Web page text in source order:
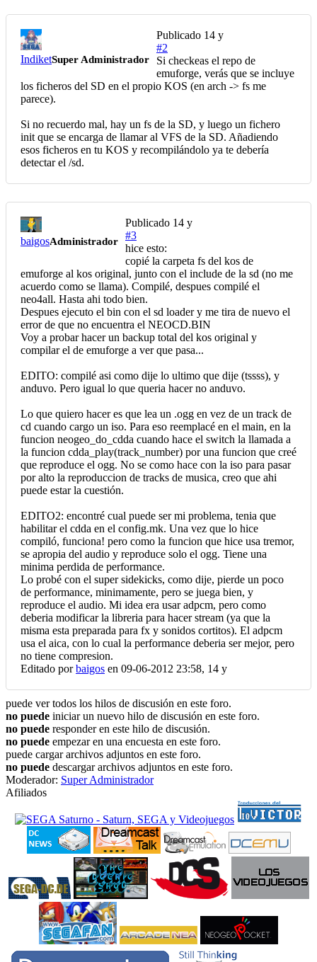
IndiketSuper Administrador
Publicado 14 y
#2
Si checkeas el repo de
emuforge, verás que se incluye
los ficheros del SD en el propio KOS (en arch -> fs me
parece).
Si no recuerdo mal, hay un fs de la SD, y luego un fichero
init que se encarga de llamar al VFS de la SD. Añadiendo
esos ficheros en tu KOS y recompilándolo ya te debería
detectar el /sd.
baigosAdministrador
Publicado 14 y
#3
hice esto:
copié la carpeta fs del kos de
emuforge al kos original, junto con el include de la sd (no me
acuerdo como se llama). Compilé, despues compilé el
neo4all. Hasta ahi todo bien.
Despues ejecuto el bin con el sd loader y me tira de nuevo el
error de que no encuentra el NEOCD.BIN
Voy a probar hacer un backup total del kos original y
compilar el de emuforge a ver que pasa...
EDITO: compilé asi como dije lo ultimo que dije (tssss), y
anduvo. Pero igual lo que queria hacer no anduvo.
Lo que quiero hacer es que lea un .ogg en vez de un track de
cd cuando cargo un iso. Para eso reemplacé en el main, en la
funcion neogeo_do_cdda cuando hace el switch la llamada a
la funcion cdda_play(track_number) por una funcion que creé
que reproduce el ogg. No se como hace con la iso para pasar
por alto la reproduccion de tracks de musica, creo que ahi
puede estar la cuestión.
EDITO2: encontré cual puede ser mi problema, tenia que
habilitar el cdda en el config.mk. Una vez que lo hice
compiló, funciona! pero como la funcion que hice usa tremor,
se apropia del audio y reproduce solo el ogg. Tiene una
minima perdida de performance.
Lo probé con el super sidekicks, como dije, pierde un poco
de performance, minimamente, pero se juega bien, y
reproduce el audio. Mi idea era usar adpcm, pero como
deberia modificar la libreria para hacer stream (ya que la
misma esta preparada para fx y sonidos cortitos). El adpcm
usa el aica, con lo cual la performance deberia ser mejor, pero
no tiene compresion.
Editado porbaigos en 09-06-2012 23:58, 14 y
puede ver todos los hilos de discusión en este foro.
no puede iniciar un nuevo hilo de discusión en este foro.
no puede responder en este hilo de discusión.
no puede empezar en una encuesta en este foro.
puede cargar archivos adjuntos en este foro.
no puede descargar archivos adjuntos en este foro.
Moderador: Super Administrador
Afiliados